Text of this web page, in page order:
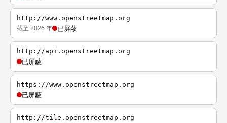
http://www.openstreetmap.org
截至 2026 年 已屏蔽
http://api.openstreetmap.org
已屏蔽
https://www.openstreetmap.org
已屏蔽
http://tile.openstreetmap.org